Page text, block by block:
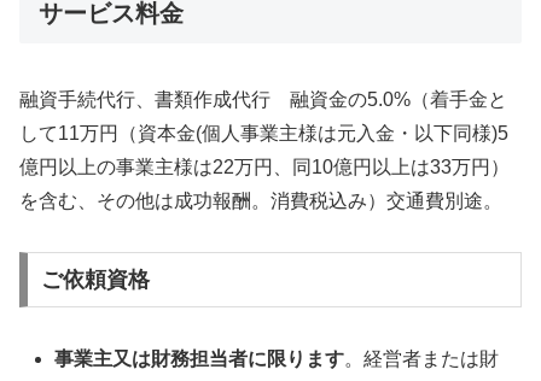
サービス料金
融資手続代行、書類作成代行 融資金の5.0%（着手金と
して11万円（資本金(個人事業主様は元入金・以下同様)5
億円以上の事業主様は22万円、同10億円以上は33万円）
を含む、その他は成功報酬。消費税込み）交通費別途。
ご依頼資格
事業主又は財務担当者に限ります。経営者または財